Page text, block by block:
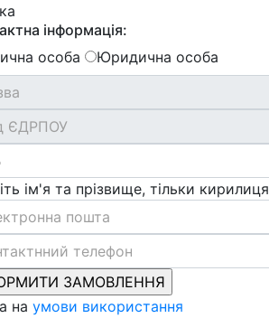
інформація:
особа
Юридична особа
ім'я та прізвище, тільки кирилиця
на умови використання